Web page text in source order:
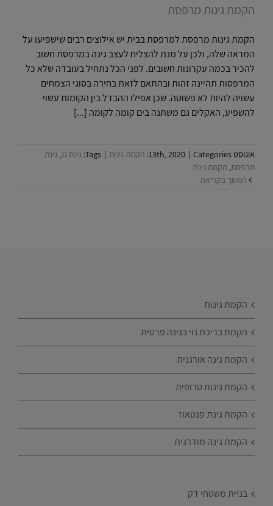
הקמת גינות מרפסת
הקמת גינות מרפסת למרפסת בבית יש אילוצים רבים שישפיעו על
המראה שלה, ולכן על מנת להצליח לעצב גינה במרפסת חשוב
להכיר בכמה עקרונות חשובים. לפני הכל נתחיל בעובדה שלא כל
המרפסות תהיינה זהות ובהתאם לזאת בחירה בסוגי הצמחים
עשויה להיות לא פשוטה. שכן אפילו ההבדל בין הקומות עשוי
להשפיע, האקלים גם משתנה בים קומה לקומה [...]
אוגוסט 13th, 2020 | Categories: הקמת גינות |
Tags: גינת גג גינת
מרפסת הקמת גינה
המשך בקריאה
הקמת גינות
הקמת בריכת נוי בגינה פרטית
הקמת גינה אורגנית
הקמת גינות טרופית
הקמת גינת פנטאוז
הקמת גינה מודרנית
בניית משטחי דק